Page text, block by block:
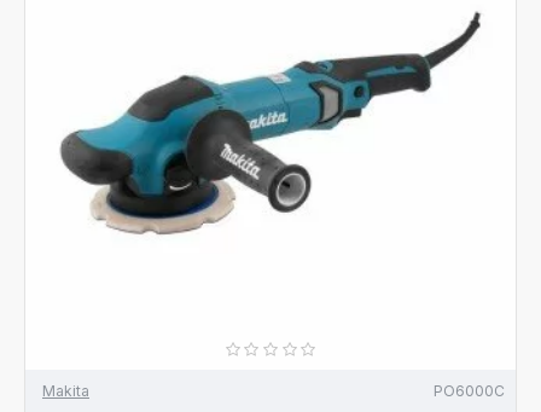
Makita PO6000C